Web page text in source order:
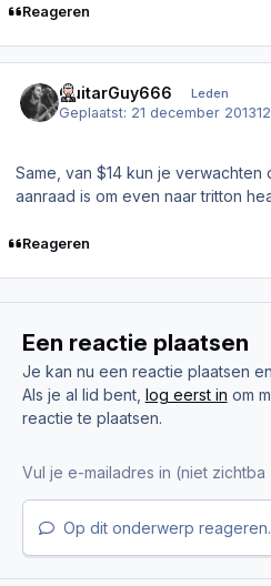
Reageren
GuitarGuy666 Leden
Geplaatst: 21 december 2013
Same, van $14 kun je verwachten
aanraad is om even naar tritton
Reageren
Een reactie plaatsen
Je kan nu een reactie plaatsen
Als je al lid bent, log eerst in om
reactie te plaatsen.
Op dit onderwerp